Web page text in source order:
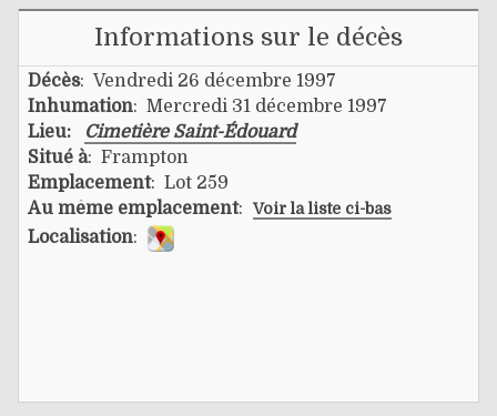
Informations sur le décès
Décès: Vendredi 26 décembre 1997
Inhumation: Mercredi 31 décembre 1997
Lieu:
Cimetière Saint-Édouard
Situé à: Frampton
Emplacement: Lot 259
Au même emplacement: Voir la liste ci-bas
Localisation: